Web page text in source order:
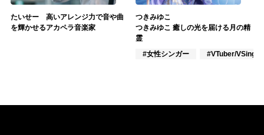
たいせー 高いアレンジ力で音や曲
を輝かせるアカペラ音楽家
つきみゆこ
つきみゆこ 癒しの光を届ける月の精
霊
#女性シンガー
#VTuber/VSinger